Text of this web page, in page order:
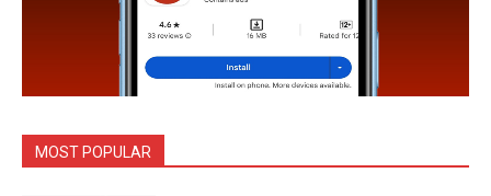
MOST POPULAR